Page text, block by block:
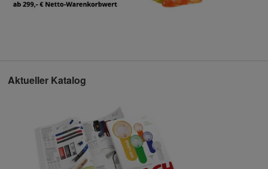
Aktueller Katalog